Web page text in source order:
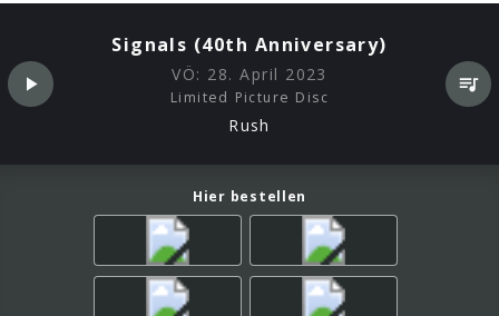
Signals (40th Anniversary)
VÖ: 28. April 2023
Limited Picture Disc
Rush
Hier bestellen